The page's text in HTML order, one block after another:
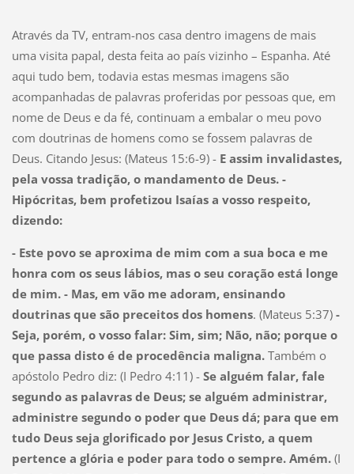
Através da TV, entram-nos casa dentro imagens de mais
uma visita papal, desta feita ao país vizinho – Espanha. Até
aqui tudo bem, todavia estas mesmas imagens são
acompanhadas de palavras proferidas por pessoas que, em
nome de Deus e da fé, continuam a embalar o meu povo
com doutrinas de homens como se fossem palavras de
Deus. Citando Jesus: (Mateus 15:6-9) - E assim invalidastes,
pela vossa tradição, o mandamento de Deus. -
Hipócritas, bem profetizou Isaías a vosso respeito,
dizendo:
- Este povo se aproxima de mim com a sua boca e me
honra com os seus lábios, mas o seu coração está longe
de mim. - Mas, em vão me adoram, ensinando
doutrinas que são preceitos dos homens. (Mateus 5:37)-
Seja, porém, o vosso falar: Sim, sim; Não, não; porque o
que passa disto é de procedência maligna. Também o
apóstolo Pedro diz: (I Pedro 4:11) - Se alguém falar, fale
segundo as palavras de Deus; se alguém administrar,
administre segundo o poder que Deus dá; para que em
tudo Deus seja glorificado por Jesus Cristo, a quem
pertence a glória e poder para todo o sempre. Amém.(I